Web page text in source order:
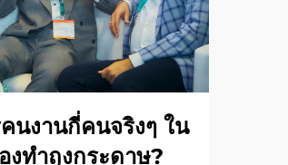
นงานกี่คนจริงๆ ใน
งทำถุงกระดาษ?